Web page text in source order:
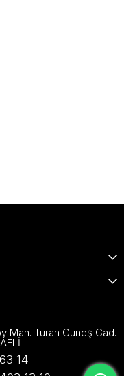
Mah. Turan Güneş Cad.
14